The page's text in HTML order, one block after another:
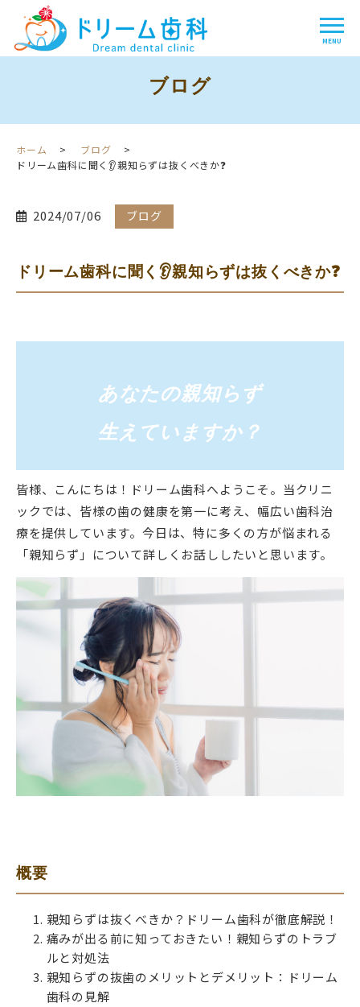
ブログ
ホーム
ブログ
ドリーム歯科に聞く👂親知らずは抜くべきか❓
2024/07/06 ブログ
ドリーム歯科に聞く👂親知らずは抜くべきか❓
あなたの親知らず
生えていますか？
皆様、こんにちは！ドリーム歯科へようこそ。当クリニ
ックでは、皆様の歯の健康を第一に考え、幅広い歯科治
療を提供しています。今日は、特に多くの方が悩まれる
「親知らず」について詳しくお話ししたいと思います。
概要
親知らずは抜くべきか？ドリーム歯科が徹底解説！
痛みが出る前に知っておきたい！親知らずのトラブ
ルと対処法
親知らずの抜歯のメリットとデメリット：ドリーム
歯科の見解